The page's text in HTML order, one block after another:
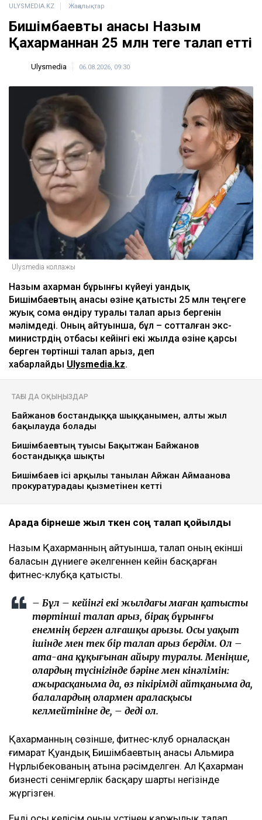
ULYSMEDIA.KZ Жаңалықтар
Бишімбаевтың анасы Назым
Қахарманнан 25 млн теңге талап етті
Ulysmedia 06.08.2026, 09:30
Ulysmedia коллажы
Назым Қахарман бұрынғы күйеуі Қуандық
Бишімбаевтың анасы өзіне қатысты 25 млн теңгеге
жуық сома өндіру туралы талап арыз бергенін
мәлімдеді. Оның айтуынша, бұл – сотталған экс-
министрдің отбасы кейінгі екі жылда өзіне қарсы
берген төртінші талап арыз, деп
хабарлайды Ulysmedia.kz.
ТАҒЫ ДА ОҚЫҢЫЗДАР
Байжанов бостандыққа шыққанымен, алты жыл
бақылауда болады
Бишімбаевтың туысы Бақытжан Байжанов
бостандыққа шықты
Бишімбаев ісі арқылы танылған Айжан Аймағанова
прокуратурадағы қызметінен кетті
Арада бірнеше жыл өткен соң талап қойылды
Назым Қахарманның айтуынша, талап оның екінші
баласын дүниеге әкелгеннен кейін басқарған
фитнес-клубқа қатысты.
– Бұл – кейінгі екі жылдағы маған қатысты
төртінші талап арыз, бірақ бұрынғы
енемнің берген алғашқы арызы. Осы уақыт
ішінде мен тек бір талап арыз бердім. Ол –
ата-ана құқығынан айыру туралы. Меніңше,
олардың түсінігінде бәріне мен кінәлімін:
ажырасқаныма да, өз пікірімді айтқаныма да,
балалардың олармен араласқысы
келмейтініне де, – деді ол.
Қахарманның сөзінше, фитнес-клуб орналасқан
ғимарат Қуандық Бишімбаевтың анасы Альмира
Нұрлыбекованың атына рәсімделген. Ал Қахарман
бизнесті сенімгерлік басқару шарты негізінде
жүргізген.